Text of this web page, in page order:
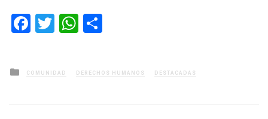
Facebook
TwitterWhatsApp
Posted
in
COMUNIDAD DERECHOS HUMANOS DESTACADAS